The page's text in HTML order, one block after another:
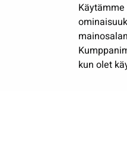
kun olet